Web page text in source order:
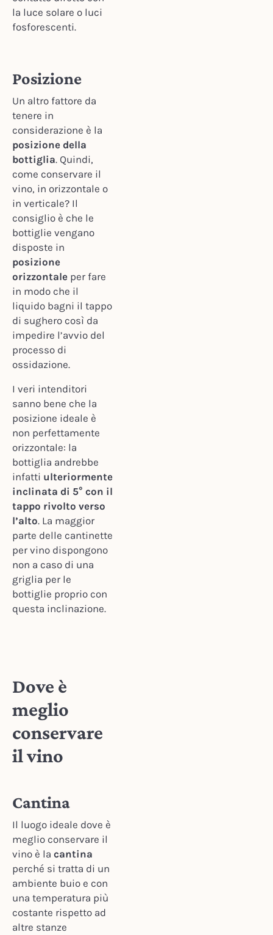
la luce solare o luci
fosforescenti.
Posizione
Un altro fattore da
tenere in
considerazione è la
posizione della
bottiglia. Quindi,
come conservare il
vino, in orizzontale o
in verticale? Il
consiglio è che le
bottiglie vengano
disposte in
posizione
orizzontaleper fare
in modo che il
liquido bagni il tappo
di sughero così da
impedire l’avvio del
processo di
ossidazione.
I veri intenditori
sanno bene che la
posizione ideale è
non perfettamente
orizzontale: la
bottiglia andrebbe
infatti ulteriormente
inclinata di 5° con il
tappo rivolto verso
l’alto. La maggior
parte delle cantinette
per vino dispongono
non a caso di una
griglia per le
bottiglie proprio con
questa inclinazione.
Dove è
meglio
conservare
il vino
Cantina
Il luogo ideale dove è
meglio conservare il
vino è la cantina
perché si tratta di un
ambiente buio e con
una temperatura più
costante rispetto ad
altre stanze